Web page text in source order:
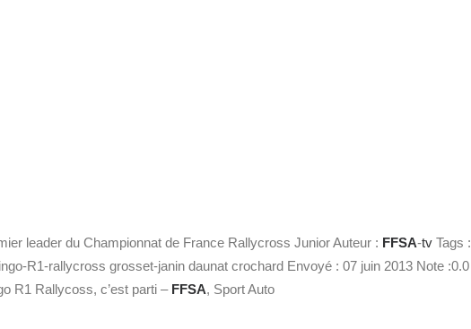
leader du Championnat de France Rallycross Junior Auteur : FFSA-tv Tags :
R1-rallycross grosset-janin daunat crochard Envoyé : 07 juin 2013 Note :0.0
R1 Rallycoss, c’est parti – FFSA, Sport Auto